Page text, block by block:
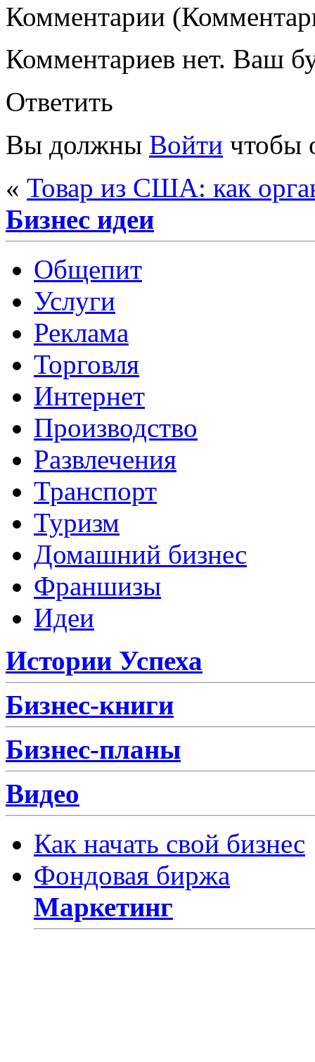
Комментарии
Комментариев нет. Ваш
Ответить
Вы должны Войти чтобы
« Товар из США: как
Бизнес идеи
Общепит
Услуги
Реклама
Торговля
Интернет
Производство
Развлечения
Транспорт
Туризм
Домашний бизнес
Франшизы
Идеи
Истории Успеха
Бизнес-книги
Бизнес-планы
Видео
Как начать свой бизнес
Фондовая биржа
Маркетинг